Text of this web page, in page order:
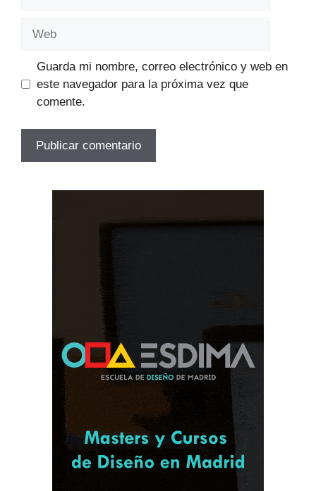
Guarda mi nombre, correo electrónico y web en
este navegador para la próxima vez que
comente.